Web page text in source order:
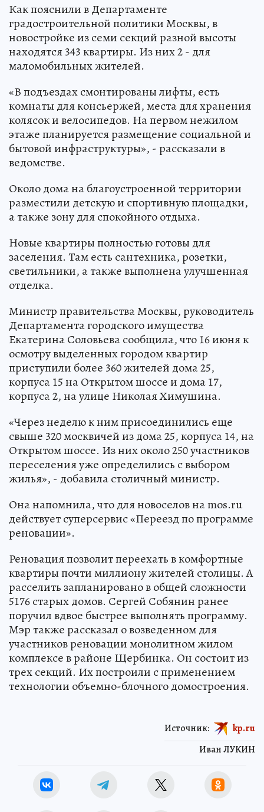
Как пояснили в Департаменте
градостроительной политики Москвы, в
новостройке из семи секций разной высоты
находятся 343 квартиры. Из них 2 - для
маломобильных жителей.
«В подъездах смонтированы лифты, есть
комнаты для консьержей, места для хранения
колясок и велосипедов. На первом нежилом
этаже планируется размещение социальной и
бытовой инфраструктуры», - рассказали в
ведомстве.
Около дома на благоустроенной территории
разместили детскую и спортивную площадки,
а также зону для спокойного отдыха.
Новые квартиры полностью готовы для
заселения. Там есть сантехника, розетки,
светильники, а также выполнена улучшенная
отделка.
Министр правительства Москвы, руководитель
Департамента городского имущества
Екатерина Соловьева сообщила, что 16 июня к
осмотру выделенных городом квартир
приступили более 360 жителей дома 25,
корпуса 15 на Открытом шоссе и дома 17,
корпуса 2, на улице Николая Химушина.
«Через неделю к ним присоединились еще
свыше 320 москвичей из дома 25, корпуса 14, на
Открытом шоссе. Из них около 250 участников
переселения уже определились с выбором
жилья», - добавила столичный министр.
Она напомнила, что для новоселов на mos.ru
действует суперсервис «Переезд по программе
реновации».
Реновация позволит переехать в комфортные
квартиры почти миллиону жителей столицы. А
расселить запланировано в общей сложности
5176 старых домов. Сергей Собянин ранее
поручил вдвое быстрее выполнять программу.
Мэр также рассказал о возведенном для
участников реновации монолитном жилом
комплексе в районе Щербинка. Он состоит из
трех секций. Их построили с применением
технологии объемно-блочного домостроения.
Иван ЛУКИН
Источник: kp.ru